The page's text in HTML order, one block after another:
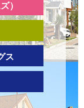
）
ス